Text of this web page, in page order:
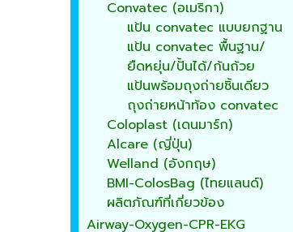
Convatec (อเมริกา)
แป้น convatec แบบยกฐาน
แป้น convatec พื้นฐาน/
ยืดหยุ่น/ปั้นได้/ก้นถ้วย
แป้นพร้อมถุงถ่ายชิ้นเดียว
ถุงถ่ายหน้าท้อง convatec
Coloplast (เดนมาร์ก)
Alcare (ญี่ปุ่น)
Welland (อังกฤษ)
BMI-ColosBag (ไทยแลนด์)
ผลิตภัณฑ์ที่เกี่ยวข้อง
Airway-Oxygen-CPR-EKG